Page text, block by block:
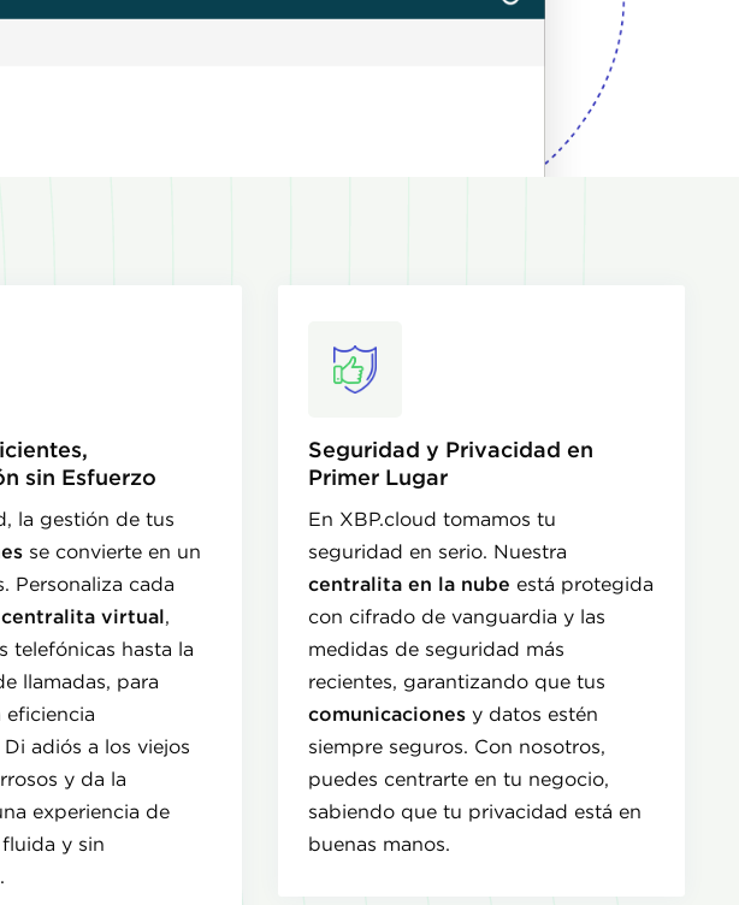
sin Esfuerzo
la gestión de tus
se convierte en un
Personaliza cada
centralita virtual,
telefónicas hasta la
llamadas, para
eficiencia
adiós a los viejos
y da la
experiencia de
y sin
Seguridad y Privacidad en
Primer Lugar
En XBP.cloud tomamos tu
seguridad en serio. Nuestra
centralita en la nube está protegida
con cifrado de vanguardia y las
medidas de seguridad más
recientes, garantizando que tus
comunicacionesy datos estén
siempre seguros. Con nosotros,
puedes centrarte en tu negocio,
sabiendo que tu privacidad está en
buenas manos.